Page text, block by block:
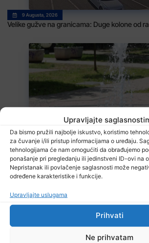
Upravljajte
Da bismo pružili najbolje iskustvo, koristimo
za čuvanje i/ili pristup informacijama o uređaju.
tehnologijama će nam omogućiti da obrađujemo
ponašanje pri pregledanju ili jedinstveni ID-ovi na
Nepristanak ili povlačenje saglasnosti može
određene karakteristike i funkcije.
Upravljajte uslugama
Prihvati
Ne prihvatam
9 Augusta, 2026
Velike gužve na granicama: Duge kolone od
Vrijeme: Narednih dana do 40 stepeni
Na području Kladnja izgorjelo oko osam